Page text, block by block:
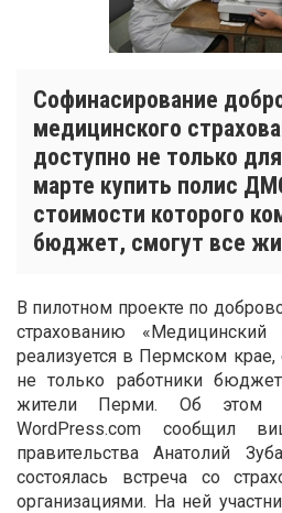
Софинасирование
медицинского
доступно не только
марте купить полис
стоимости которого
бюджет, смогут все
В пилотном проекте по
страхованию «Медицинский
реализуется в Пермском крае,
не только работники
жители Перми. Об
WordPress.com сообщил
правительства Анатолий
состоялась встреча со
организациями. На ней